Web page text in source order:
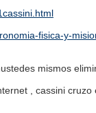
fisica-y-
mismos
, cassini